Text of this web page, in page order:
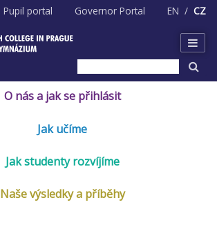
Pupil portal Governor Portal EN CZ
O nás a jak se přihlásit
Jak učíme
Jak studenty rozvíjíme
Naše výsledky a příběhy